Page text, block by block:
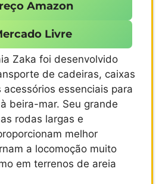
Amazon
Livre
Zaka foi desenvolvido
de cadeiras, caixas
essenciais para
beira-mar. Seu grande
rodas largas e
melhor
a locomoção muito
em terrenos de areia